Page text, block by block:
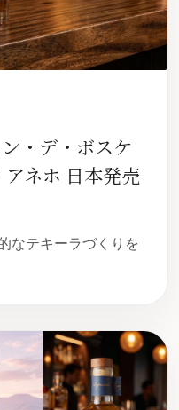
・デ・ボスケ
ネホ 日本発売
なテキーラづくりを